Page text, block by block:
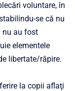
voluntare, în
se că nu
nu au fost
elementele
libertate/răpire.
la copii aflaţi